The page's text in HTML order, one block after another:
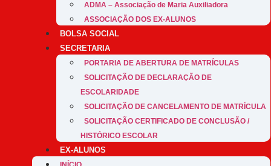
ADMA – Associação de Maria Auxiliadora
ASSOCIAÇÃO DOS EX-ALUNOS
BOLSA SOCIAL
SECRETARIA
PORTARIA DE ABERTURA DE MATRÍCULAS
SOLICITAÇÃO DE DECLARAÇÃO DE
ESCOLARIDADE
SOLICITAÇÃO DE CANCELAMENTO DE MATRÍCULA
SOLICITAÇÃO CERTIFICADO DE CONCLUSÃO /
HISTÓRICO ESCOLAR
EX-ALUNOS